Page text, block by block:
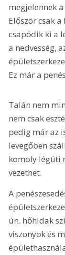
megjelennek
Először csak
csapódik ki a
a nedvesség,
Ez már a
Talán nem
nem csak
pedig már az
levegőben
komoly légúti
vezethet.
A
ún. hőhidak
viszonyok és